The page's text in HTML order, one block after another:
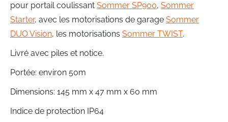
pour portail coulissant Sommer SP900, Sommer
Starter, avec les motorisations de garage Sommer
DUO Vision, les motorisations Sommer TWIST.
Livré avec piles et notice.
Portée: environ 50m
Dimensions: 145 mm x 47 mm x 60 mm
Indice de protection IP64